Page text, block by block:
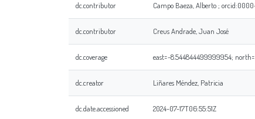
dc.contributor Campo Baeza, Alberto ;
dc.contributor Creus Andrade, Juan José
dc.coverage east=-8.544844499999954;
dc.creator Liñares Méndez, Patricia
dc.date.accessioned 2024-07-17T06:55:51Z